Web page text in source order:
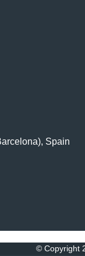
Spain
© Copyright